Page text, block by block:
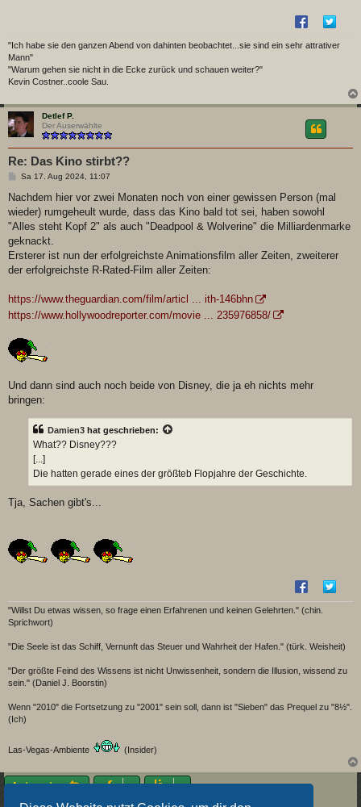
"Ich habe sie den ganzen Abend von dahinten beobachtet...sie sind ein sehr attrativer
Mann"
"Warum gehen sie nicht in die Ecke zurück und schauen weiter?"
Kevin Costner..coole Sau.
Detlef P.
Der Auserwählte
Re: Das Kino stirbt??
B
i
r
a
Sa 17. Aug 2024, 11:07
Nachdem hier vor zwei Monaten noch von einer gewissen Person (mal
wieder) rumgeheult wurde, dass das Kino bald tot sei, haben sowohl
"Alles steht Kopf 2" als auch "Deadpool & Wolverine" die Milliardenmarke
geknackt.
Ersterer ist nun der erfolgreichste Animationsfilm aller Zeiten, zweiterer
der erfolgreichste R-Rated-Film aller Zeiten:
https://www.theguardian.com/film/articl ... ith-146bhn
https://www.hollywoodreporter.com/movie ... 235976858/
Und dann sind auch noch beide von Disney, die ja eh nichts mehr
bringen:
Damien3 hat geschrieben:
What?? Disney???
[...]
Die hatten gerade eines der grōßteb Flopjahre der Geschichte.
Tja, Sachen gibt's...
"Willst Du etwas wissen, so frage einen Erfahrenen und keinen Gelehrten." (chin.
Sprichwort)
"Die Seele ist das Schiff, Vernunft das Steuer und Wahrheit der Hafen." (türk. Weisheit)
"Der größte Feind des Wissens ist nicht Unwissenheit, sondern die Illusion, wissend zu
sein." (Daniel J. Boorstin)
Wenn "2010" die Fortsetzung zu "2001" sein soll, dann ist "Sieben" das Prequel zu "8½".
(Ich)
Las-Vegas-Ambiente (Insider)
Antworten
6 Beiträge • Seite1von1